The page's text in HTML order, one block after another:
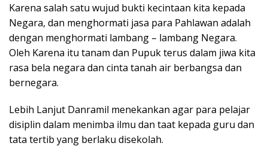
Karena salah satu wujud bukti kecintaan kita kepada
Negara, dan menghormati jasa para Pahlawan adalah
dengan menghormati lambang – lambang Negara.
Oleh Karena itu tanam dan Pupuk terus dalam jiwa kita
rasa bela negara dan cinta tanah air berbangsa dan
bernegara.
Lebih Lanjut Danramil menekankan agar para pelajar
disiplin dalam menimba ilmu dan taat kepada guru dan
tata tertib yang berlaku disekolah.